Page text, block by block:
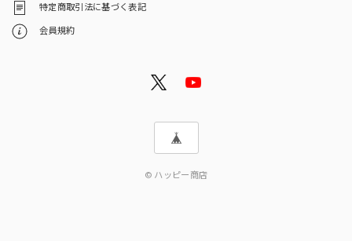
特定商取引法に基づく表記
会員規約
© ハッピー商店